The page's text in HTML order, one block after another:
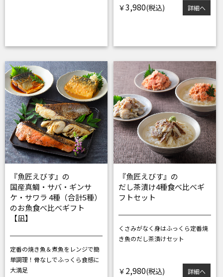
￥3,980 詳細へ
『魚匠えびす』の
国産真鯛・サバ・ギンサ
ケ・サワラ 4種（合計5種）
のお魚食べ比べギフト
【凪】
定番の焼き魚＆煮魚をレンジで簡
単調理！ 骨なしでふっくら食感に
大満足
『魚匠えびす』の
だし茶漬け4種食べ比べギ
フトセット
くさみがなく身はふっくら定番焼
き魚のだし茶漬けセット
￥ 2,980 詳細へ